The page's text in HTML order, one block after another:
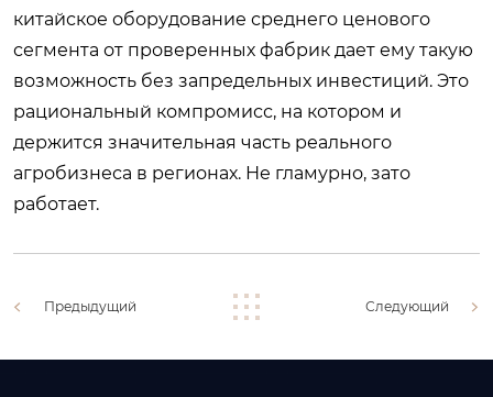
китайское оборудование среднего ценового
сегмента от проверенных фабрик дает ему такую
возможность без запредельных инвестиций. Это
рациональный компромисс, на котором и
держится значительная часть реального
агробизнеса в регионах. Не гламурно, зато
работает.
Предыдущий Следующий